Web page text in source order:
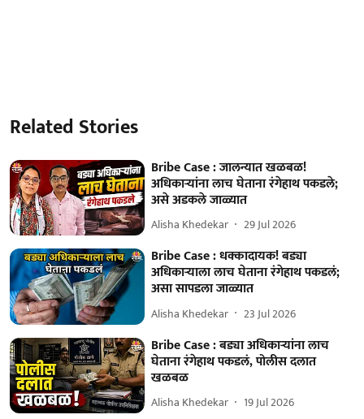
Related Stories
Bribe Case : जालन्यात खळबळ!
अधिकाऱ्यांना लाच घेताना रंगेहाथ पकडले;
असे अडकले जाळ्यात
Alisha Khedekar 29 Jul 2026
Bribe Case : धक्कादायक! बड्या
अधिकाऱ्याला लाच घेताना रंगेहाथ पकडलं;
असा सापडला जाळ्यात
Alisha Khedekar 23 Jul 2026
Bribe Case : बड्या अधिकाऱ्यांना लाच
घेताना रंगेहाथ पकडलं, पोलीस दलात
खळबळ
Alisha Khedekar 19 Jul 2026